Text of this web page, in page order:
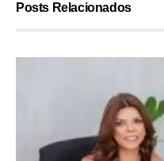
Posts Relacionados